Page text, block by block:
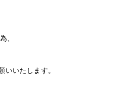
、
いたします。